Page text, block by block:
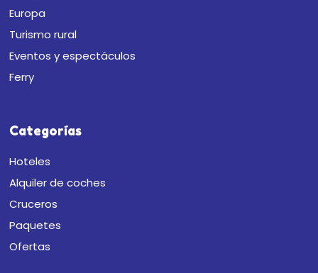
Europa
Turismo rural
Eventos y espectáculos
Ferry
Categorías
Hoteles
Alquiler de coches
Cruceros
Paquetes
Ofertas